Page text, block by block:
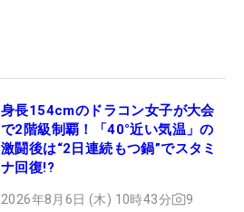
身長154cmのドラコン女子が大会
で2階級制覇！「40°近い気温」の
激闘後は“2日連続もつ鍋”でスタミ
ナ回復!?
2026年8月6日 (木) 10時43分 9